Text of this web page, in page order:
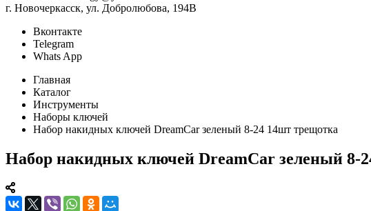
г. Новочеркасск, ул. Добролюбова, 194В
Вконтакте
Telegram
Whats App
Главная
Каталог
Инструменты
Наборы ключей
Набор накидных ключей DreamCar зеленый 8-24 14шт трещотка
Набор накидных ключей DreamCar зеленый 8-